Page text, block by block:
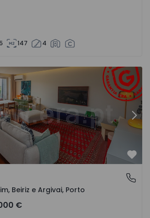
147 4
- 20
de Varzim, Póvoa de Varzim,
Beiriz e Argivai, Porto
Beiriz e Argivai, Porto
€